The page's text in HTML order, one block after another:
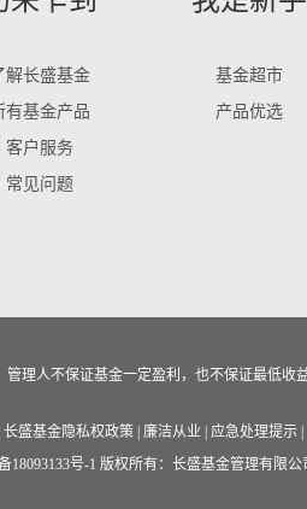
解长盛基金
有基金产品
客户服务
常见问题
基金超市
产品优选
理人不保证基金一定盈利，也不保证最低收
长盛基金隐私权政策 廉洁从业 应急处理提示
18093133号-1 版权所有：长盛基金管理有限公